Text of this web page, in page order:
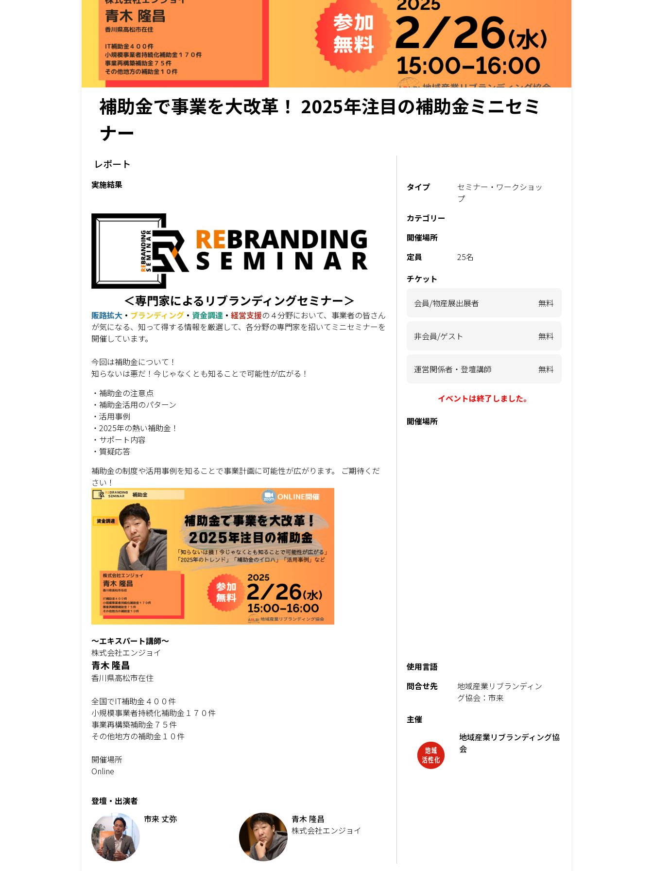
補助金で事業を大改革！ 2025年注目の補助金ミニセミ
ナー
レポート
実施結果
＜専門家によるリブランディングセミナー＞
販路拡大 ・ ブランディング ・ 資金調達 ・ 経営支援の４分野において、事業者の皆さん
が気になる、知って得する情報を厳選して、各分野の専門家を招いてミニセミナーを
開催しています。
今回は補助金について！
知らないは悪だ！今じゃなくとも知ることで可能性が広がる！
・補助金の注意点
・補助金活用のパターン
・活用事例
・2025年の熱い補助金！
・サポート内容
・質疑応答
補助金の制度や活用事例を知ることで事業計画に可能性が広がります。 ご期待くだ
さい！
〜エキスパート講師〜
株式会社エンジョイ
青木 隆昌
香川県高松市在住
全国でIT補助金４００件
小規模事業者持続化補助金１７０件
事業再構築補助金７５件
その他地方の補助金１０件
開催場所
Online
登壇・出演者
市来 丈弥
青木 隆昌
株式会社エンジョイ
タイプ
セミナー・ワークショッ
プ
カテゴリー
開催場所
定員
25名
チケット
会員/物産展出展者 無料
非会員/ゲスト 無料
運営関係者・登壇講師 無料
イベントは終了しました。
開催場所
使用言語
問合せ先
地域産業リブランディン
グ協会：市来
主催
地域産業リブランディング協
会